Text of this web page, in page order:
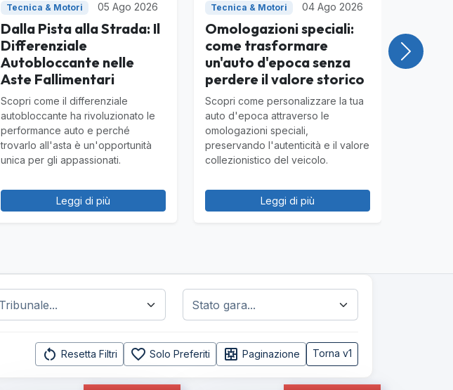
Tecnica & Motori 05 Ago 2026
Dalla Pista alla Strada: Il
Differenziale
Autobloccante nelle
Aste Fallimentari
Scopri come il differenziale
autobloccante ha rivoluzionato le
performance auto e perché
trovarlo all'asta è un'opportunità
unica per gli appassionati.
Leggi di più
Tecnica & Motori 04 Ago 2026
Omologazioni speciali:
come trasformare
un'auto d'epoca senza
perdere il valore storico
Scopri come personalizzare la tua
auto d'epoca attraverso le
omologazioni speciali,
preservando l'autenticità e il valore
collezionistico del veicolo.
Leggi di più
restart_alt Resetta Filtri favorite_border Solo Preferiti pages Paginazione Torna v1